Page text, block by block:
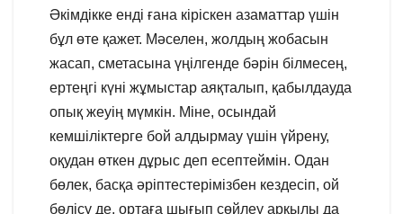
Әкімдікке енді ғана кіріскен азаматтар үшін
бұл өте қажет. Мәселен, жолдың жобасын
жасап, сметасына үңілгенде бәрін білмесең,
ертеңгі күні жұмыстар аяқталып, қабылдауда
опық жеуің мүмкін. Міне, осындай
кемшіліктерге бой алдырмау үшін үйрену,
оқудан өткен дұрыс деп есептеймін. Одан
бөлек, басқа әріптестерімізбен кездесіп, ой
бөлісу де, ортаға шығып сөйлеу арқылы да